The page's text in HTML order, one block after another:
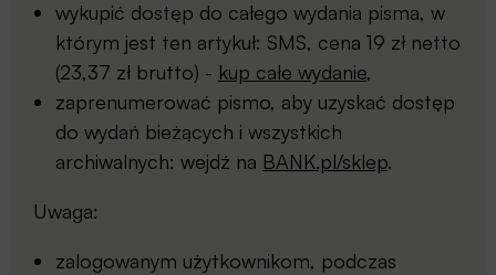
wykupić dostęp do całego wydania pisma, w
którym jest ten artykuł: SMS, cena 19 zł netto
(23,37 zł brutto) - kup całe wydanie,
zaprenumerować pismo, aby uzyskać dostęp
do wydań bieżących i wszystkich
archiwalnych: wejdź na BANK.pl/sklep.
Uwaga:
zalogowanym użytkownikom, podczas